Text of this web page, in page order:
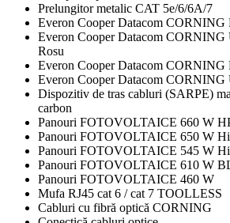
Prelungitor metalic CAT 5e/6/6A/7
Everon Cooper Datacom CORNING
Everon Cooper Datacom
Rosu
Everon Cooper Datacom CORNING
Everon Cooper Datacom CORNING
Dispozitiv de tras cabluri (SARPE)
carbon
Panouri FOTOVOLTAICE 660 W
Panouri FOTOVOLTAICE 650 W
Panouri FOTOVOLTAICE 545 W
Panouri FOTOVOLTAICE 610 W
Panouri FOTOVOLTAICE 460 W
Mufa RJ45 cat 6 / cat 7 TOOLLESS
Cabluri cu fibră optică CORNING